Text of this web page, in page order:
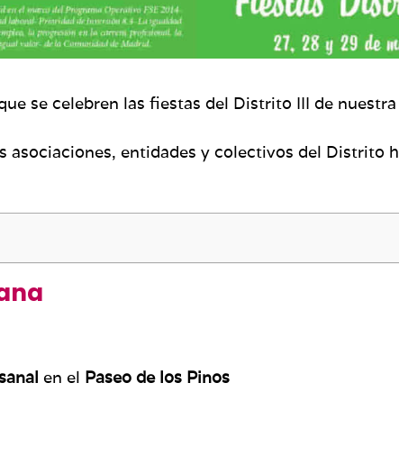
se celebren las fiestas del Distrito III de
asociaciones, entidades y colectivos del Distrito
en el Paseo de los Pinos